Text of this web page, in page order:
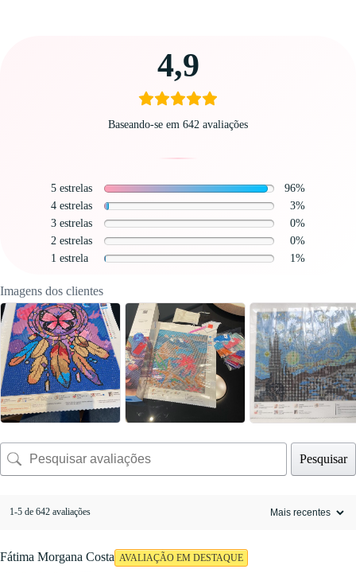
4,9
Baseando-se em 642 avaliações
5 estrelas
96%
4 estrelas
3%
3 estrelas
0%
2 estrelas
0%
1 estrela
1%
Imagens dos clientes
Pesquisar
1-5 de 642 avaliações
Fátima Morgana Costa AVALIAÇÃO EM DESTAQUE